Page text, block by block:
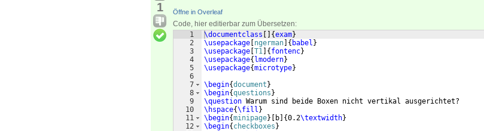
1 Öffne in Overleaf
Code, hier editierbar zum Übersetzen:
1
2
3
4
5
6
7
8
9
10
11
12
\documentclass {exam}
\usepackage ngerman { babel }
\usepackage T1 { fontenc}
\usepackage{ lmodern}
\usepackage{microtype}
\begin{document }
\begin{questions }
\question Warum sind beide Boxen nicht vertikal ausgerichtet?
\hspace{\fill }
\begin{minipage} b {0.2\textwidth}
\begin{ checkboxes }